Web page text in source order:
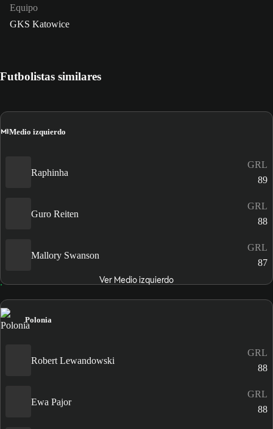
Equipo
GKS Katowice
Futbolistas similares
MIMedio izquierdo
Raphinha
GRL
89
Guro Reiten
GRL
88
Mallory Swanson
GRL
87
Ver Medio izquierdo
Polonia
Robert Lewandowski
GRL
88
Ewa Pajor
GRL
88